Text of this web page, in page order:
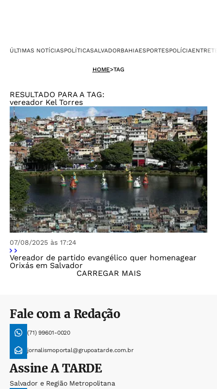
ÚLTIMAS NOTÍCIASPOLÍTICASALVADORBAHIAESPORTESPOLÍCIA
HOME>TAG
RESULTADO PARA A TAG:
vereador Kel Torres
07/08/2025 às 17:24
Vereador de partido evangélico quer homenagear
Orixás em Salvador
CARREGAR MAIS
Fale com a Redação
(71) 99601-0020
jornalismoportal@grupoatarde.com.br
AssineA TARDE
Salvador e Região Metropolitana